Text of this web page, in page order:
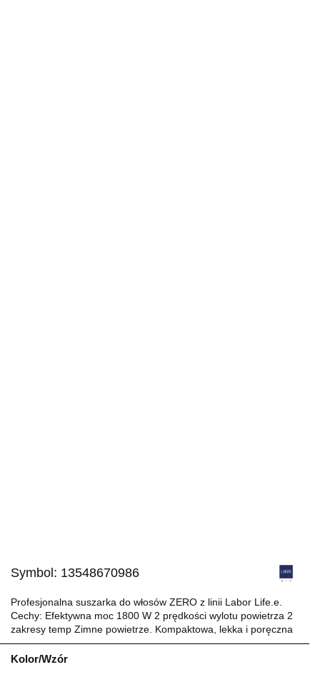
Symbol: 13548670986
Profesjonalna suszarka do włosów ZERO z linii Labor Life.e.
Cechy: Efektywna moc 1800 W 2 prędkości wylotu powietrza 2
zakresy temp Zimne ​​​​powietrze. Kompaktowa, lekka i poręczna
Kolor/Wzór